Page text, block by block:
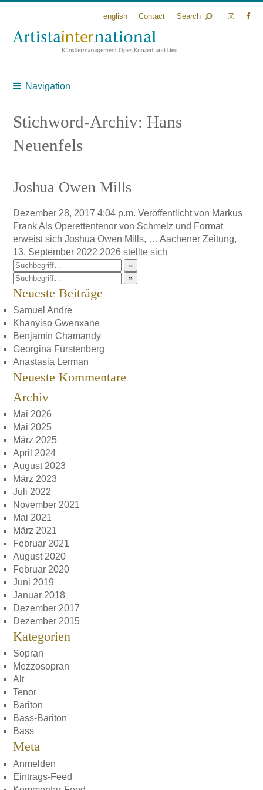
english Contact Search
Navigation
Stichword-Archiv: Hans
Neuenfels
Joshua Owen Mills
Dezember 28, 2017 4:04 p.m. Veröffentlicht von Markus
Frank Als Operettentenor von Schmelz und Format
erweist sich Joshua Owen Mills, … Aachener Zeitung,
13. September 2022 2026 stellte sich
»
»
Neueste Beiträge
Samuel Andre
Khanyiso Gwenxane
Benjamin Chamandy
Georgina Fürstenberg
Anastasia Lerman
Neueste Kommentare
Archiv
Mai 2026
Mai 2025
März 2025
April 2024
August 2023
März 2023
Juli 2022
November 2021
Mai 2021
März 2021
Februar 2021
August 2020
Februar 2020
Juni 2019
Januar 2018
Dezember 2017
Dezember 2015
Kategorien
Sopran
Mezzosopran
Alt
Tenor
Bariton
Bass-Bariton
Bass
Meta
Anmelden
Eintrags-Feed